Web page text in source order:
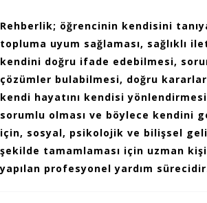
Rehberlik; öğrencinin kendisini
topluma uyum sağlaması, sağlıklı
kendini doğru ifade edebilmesi,
çözümler bulabilmesi, doğru
kendi hayatını kendisi
sorumlu olması ve böylece kendini
için, sosyal, psikolojik ve bilişsel
şekilde tamamlaması için uzman
yapılan profesyonel yardım